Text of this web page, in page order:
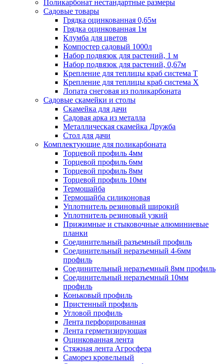
Поликарбонат нестандартные размеры
Садовые товары
Грядка оцинкованная 0,65м
Грядка оцинкованная 1м
Клумба для цветов
Компостер садовый 1000л
Набор подвязок для растений, 1 м
Набор подвязок для растений, 0,67м
Крепление для теплицы краб система Т
Крепление для теплицы краб система Х
Лопата снеговая из поликарбоната
Садовые скамейки и столы
Скамейка для дачи
Садовая арка из металла
Металлическая скамейка Дружба
Стол для дачи
Комплектующие для поликарбоната
Торцевой профиль 4мм
Торцевой профиль 6мм
Торцевой профиль 8мм
Торцевой профиль 10мм
Термошайба
Термошайба силиконовая
Уплотнитель резиновый широкий
Уплотнитель резиновый узкий
Прижимные и стыковочные алюминиевые
планки
Соединительный разъемный профиль
Соединительный неразъемный 4-6мм
профиль
Соединительный неразъемный 8мм профиль
Соединительный неразъемный 10мм
профиль
Коньковый профиль
Пристенный профиль
Угловой профиль
Лента перфорированная
Лента герметизирующая
Оцинкованная лента
Стяжная лента Агросфера
Саморез кровельный